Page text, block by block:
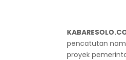
pencatutan
proyek